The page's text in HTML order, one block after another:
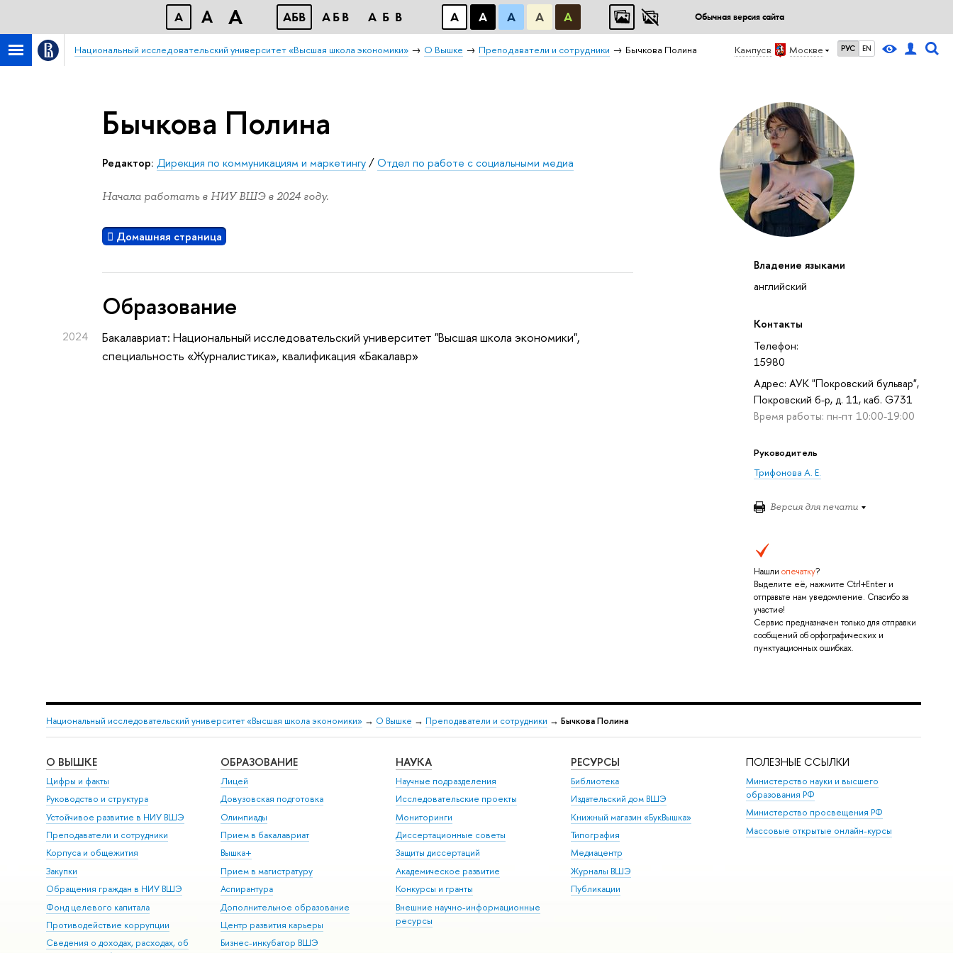
A A A АБB АБB АБB А А А А А Обычная версия сайта
Кампус в Москве РУС EN
Национальный исследовательский университет «Высшая школа экономики» О Вышке Преподаватели и сотрудники Бычкова Полина
Владение языками
английский
Контакты
Телефон:
15980
Адрес: АУК "Покровский бульвар",
Покровский б-р, д. 11, каб. G731
Время работы: пн-пт 10:00-19:00
Руководитель
Трифонова А. Е.
Версия для печати
Нашли опечатку?
Выделите её, нажмите Ctrl+Enter и
отправьте нам уведомление. Спасибо за
участие!
Сервис предназначен только для отправки
сообщений об орфографических и
пунктуационных ошибках.
Бычкова Полина
Редактор: Дирекция по коммуникациям и маркетингу/Отдел по работе с социальными медиа
Начала работать в НИУ ВШЭ в 2024 году.
Домашняя страница
Oбразование
2024
Бакалавриат: Национальный исследовательский университет "Высшая школа экономики",
специальность «Журналистика», квалификация «Бакалавр»
Национальный исследовательский университет «Высшая школа экономики» → О Вышке → Преподаватели и сотрудники → Бычкова Полина
О ВЫШКЕ
Цифры и факты
Руководство и структура
Устойчивое развитие в НИУ ВШЭ
Преподаватели и сотрудники
Корпуса и общежития
Закупки
Обращения граждан в НИУ ВШЭ
Фонд целевого капитала
Противодействие коррупции
Сведения о доходах, расходах, об
ОБРАЗОВАНИЕ
Лицей
Довузовская подготовка
Олимпиады
Прием в бакалавриат
Вышка+
Прием в магистратуру
Аспирантура
Дополнительное образование
Центр развития карьеры
Бизнес-инкубатор ВШЭ
НАУКА
Научные подразделения
Исследовательские проекты
Мониторинги
Диссертационные советы
Защиты диссертаций
Академическое развитие
Конкурсы и гранты
Внешние научно-информационные
ресурсы
РЕСУРСЫ
Библиотека
Издательский дом ВШЭ
Книжный магазин «БукВышка»
Типография
Медиацентр
Журналы ВШЭ
Публикации
ПОЛЕЗНЫЕ ССЫЛКИ
Министерство науки и высшего
образования РФ
Министерство просвещения РФ
Массовые открытые онлайн-курсы